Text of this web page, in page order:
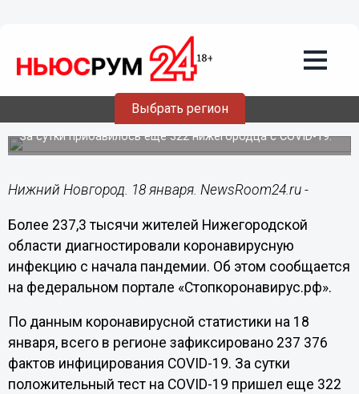
Выбрать регион
Более 237,3 тысячи случаев
коронавируса подтверждено в
Нижегородской области
За сутки прибавилось еще 322 нижегородца с COVID-19.
Нижний Новгород. 18 января. NewsRoom24.ru -
Более 237,3 тысячи жителей Нижегородской
области диагностировали коронавирусную
инфекцию с начала пандемии. Об этом сообщается
на федеральном портале «Стопкоронавирус.рф».
По данным коронавирусной статистики на 18
января, всего в регионе зафиксировано 237 376
фактов инфицирования COVID-19. За сутки
положительный тест на COVID-19 пришел еще 322